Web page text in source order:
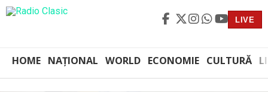
LIVE
HOME NAȚIONAL WORLD ECONOMIE CULTURĂ